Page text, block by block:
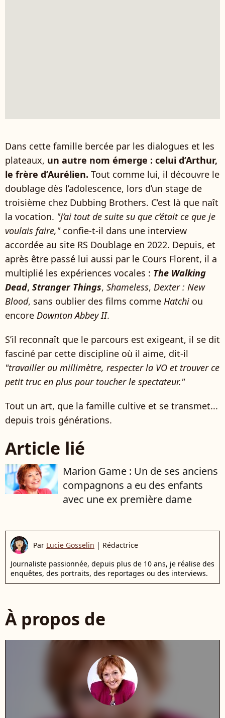
Dans cette famille bercée par les dialogues et les
plateaux, un autre nom émerge : celui d’Arthur,
le frère d’Aurélien. Tout comme lui, il découvre le
doublage dès l’adolescence, lors d’un stage de
troisième chez Dubbing Brothers. C’est là que naît
la vocation. "J’ai tout de suite su que c’était ce que je
voulais faire,"confie-t-il dans une interview
accordée au site RS Doublage en 2022. Depuis, et
après être passé lui aussi par le Cours Florent, il a
multiplié les expériences vocales : The Walking
Dead, Stranger Things, Shameless, Dexter : New
Blood, sans oublier des films comme Hatchi ou
encore Downton Abbey II.
S’il reconnaît que le parcours est exigeant, il se dit
fasciné par cette discipline où il aime, dit-il
"travailler au millimètre, respecter la VO et trouver ce
petit truc en plus pour toucher le spectateur."
Tout un art, que la famille cultive et se transmet...
depuis trois générations.
Article lié
Marion Game : Un de ses anciens
compagnons a eu des enfants
avec une ex première dame
Par Lucie Gosselin | Rédactrice
Journaliste passionnée, depuis plus de 10 ans, je réalise des
enquêtes, des portraits, des reportages ou des interviews.
À propos de